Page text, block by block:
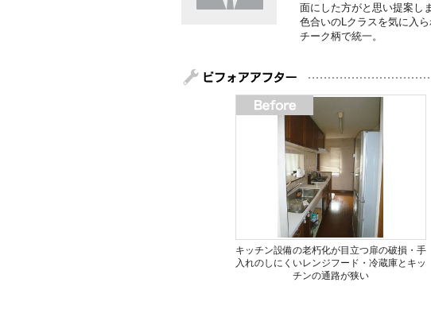
面にした方がと思い提案し
色合いのLクラスを気に入
チーク柄で統一。
キッチン設備の老朽化が目立つ扉の破損・手
入れのしにくいレンジフード・冷蔵庫とキッ
チンの通路が狭い